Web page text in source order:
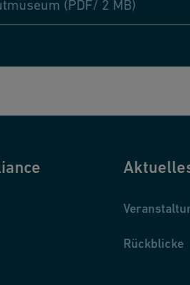
(PDF/ 2 MB)
Rückblicke